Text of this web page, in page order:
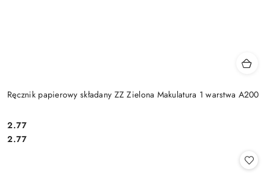
Ręcznik papierowy składany ZZ Zielona Makulatura 1 warstwa A200
Cena:
2.77
Cena:
2.77